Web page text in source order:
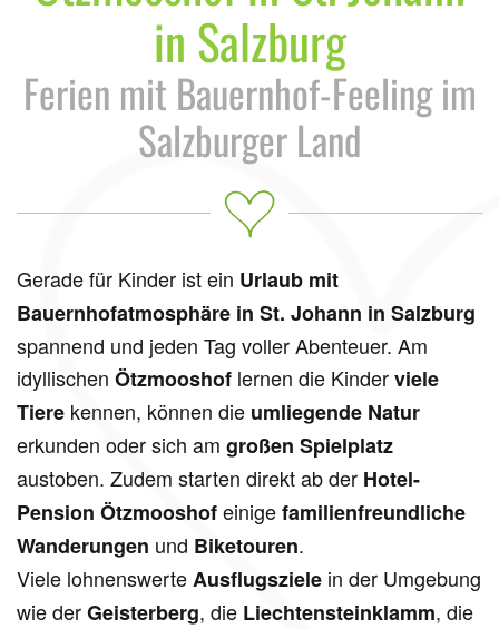
in Salzburg
Ferien mit Bauernhof-Feeling im
Salzburger Land
Gerade für Kinder ist ein Urlaub mit
Bauernhofatmosphäre in St. Johann in Salzburg
spannend und jeden Tag voller Abenteuer. Am
idyllischen Ötzmooshof lernen die Kinderviele
Tiere kennen, können die umliegende Natur
erkunden oder sich am großen Spielplatz
austoben. Zudem starten direkt ab der Hotel-
Pension Ötzmooshofeinigefamilienfreundliche
Wanderungen und Biketouren.
Viele lohnenswerteAusflugsziele in der Umgebung
wie derGeisterberg, die Liechtensteinklamm, die